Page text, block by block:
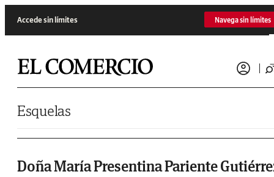
Accede sin límites Navega sin límites
Esquelas
Doña María Presentina Pariente